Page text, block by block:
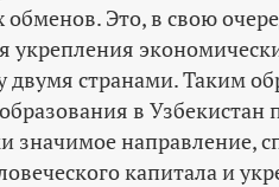
обменов. Это, в свою
укрепления
двумя странами. Таким
в Узбекистан
значимое направление,
капитала и